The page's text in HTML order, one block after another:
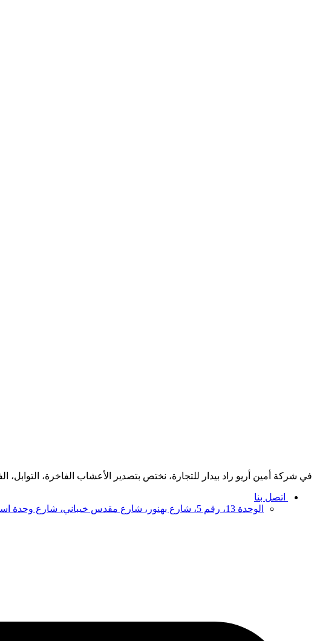
في شركة أمين أريو راد بيدار للتجارة، نختص بتصدير الأعشاب الفاخرة،
اتصل بنا
الوحدة 13، رقم 5، شارع بهنور، شارع مقدس خيباني، شارع وحدة اسلامي، 1191687851، طهران، إيران